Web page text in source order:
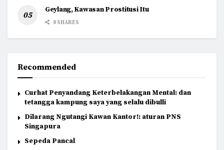
Geylang, Kawasan Prostitusi Itu
0 SHARES
Recommended
Curhat Penyandang Keterbelakangan Mental: dan
tetangga kampung saya yang selalu dibulli
Dilarang Ngutangi Kawan Kantor!: aturan PNS
Singapura
Sepeda Pancal